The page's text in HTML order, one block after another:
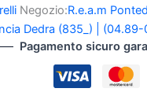
Negozio:R.e.a.m
Dedra (835_) | (04.89-
Pagamento sicuro